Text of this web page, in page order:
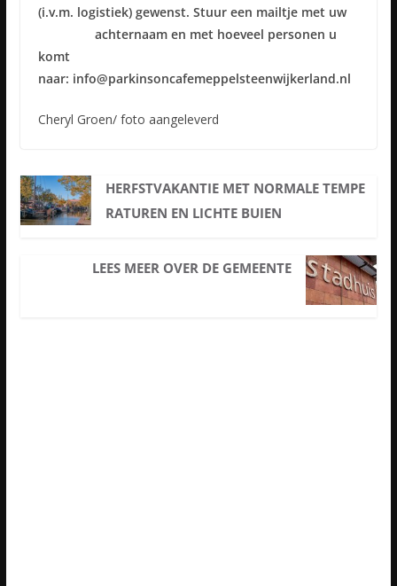
(i.v.m. logistiek) gewenst. Stuur een mailtje met uw
achternaam en met hoeveel personen u
komt
naar: info@parkinsoncafemeppelsteenwijkerland.nl
Cheryl Groen/ foto aangeleverd
HERFSTVAKANTIE MET NORMALE TEMPE
RATUREN EN LICHTE BUIEN
LEES MEER OVER DE GEMEENTE